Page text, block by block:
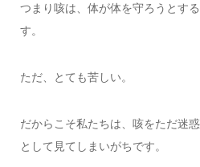
つまり咳は、体が体を守ろうとす
す。
ただ、とても苦しい。
だからこそ私たちは、咳をただ迷
として見てしまいがちです。